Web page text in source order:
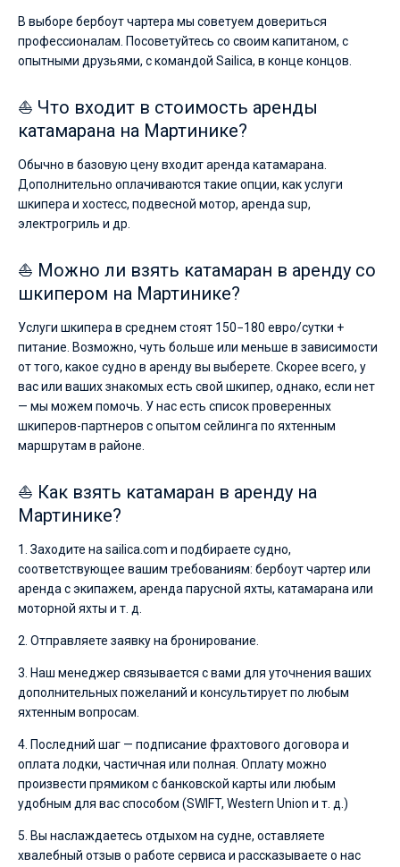
В выборе бербоут чартера мы советуем довериться
профессионалам. Посоветуйтесь со своим капитаном, с
опытными друзьями, с командой Sailica, в конце концов.
⛵ Что входит в стоимость аренды
катамарана на Мартинике?
Обычно в базовую цену входит аренда катамарана.
Дополнительно оплачиваются такие опции, как услуги
шкипера и хостесс, подвесной мотор, аренда sup,
электрогриль и др.
⛵ Можно ли взять катамаран в аренду со
шкипером на Мартинике?
Услуги шкипера в среднем стоят 150−180 евро/сутки +
питание. Возможно, чуть больше или меньше в зависимости
от того, какое судно в аренду вы выберете. Скорее всего, у
вас или ваших знакомых есть свой шкипер, однако, если нет
— мы можем помочь. У нас есть список проверенных
шкиперов-партнеров с опытом сейлинга по яхтенным
маршрутам в районе.
⛵ Как взять катамаран в аренду на
Мартинике?
1. Заходите на sailica.com и подбираете судно,
соответствующее вашим требованиям: бербоут чартер или
аренда с экипажем, аренда парусной яхты, катамарана или
моторной яхты и т. д.
2. Отправляете заявку на бронирование.
3. Наш менеджер связывается с вами для уточнения ваших
дополнительных пожеланий и консультирует по любым
яхтенным вопросам.
4. Последний шаг — подписание фрахтового договора и
оплата лодки, частичная или полная. Оплату можно
произвести прямиком с банковской карты или любым
удобным для вас способом (SWIFT, Western Union и т. д.)
5. Вы наслаждаетесь отдыхом на судне, оставляете
хвалебный отзыв о работе сервиса и рассказываете о нас